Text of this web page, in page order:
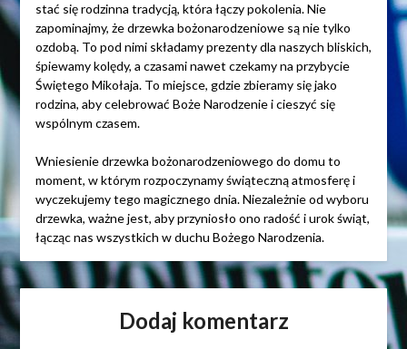
stać się rodzinna tradycją, która łączy pokolenia. Nie
zapominajmy, że drzewka bożonarodzeniowe są nie tylko
ozdobą. To pod nimi składamy prezenty dla naszych bliskich,
śpiewamy kolędy, a czasami nawet czekamy na przybycie
Świętego Mikołaja. To miejsce, gdzie zbieramy się jako
rodzina, aby celebrować Boże Narodzenie i cieszyć się
wspólnym czasem.
Wniesienie drzewka bożonarodzeniowego do domu to
moment, w którym rozpoczynamy świąteczną atmosferę i
wyczekujemy tego magicznego dnia. Niezależnie od wyboru
drzewka, ważne jest, aby przyniosło ono radość i urok świąt,
łącząc nas wszystkich w duchu Bożego Narodzenia.
Dodaj komentarz